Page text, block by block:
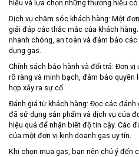
hiểu và lựa chọn những thương hiệu
Dịch vụ chăm sóc khách hàng: Một
giải đáp các thắc mắc của khách
nhanh chóng, an toàn và đảm bảo
dụng gas.
Chính sách bảo hành và đổi trả: Đơn
rõ ràng và minh bạch, đảm bảo quyền
hợp xảy ra sự cố.
Đánh giá từ khách hàng: Đọc các đánh
đã sử dụng sản phẩm và dịch vụ của
hiệu quả để nhận biết độ tin cậy. Các
của một đơn vị kinh doanh gas uy tín.
Khi chọn mua gas, bạn nên chú ý đến